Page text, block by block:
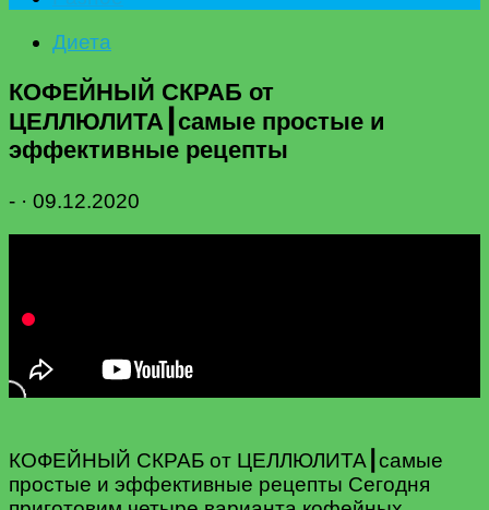
Диета
КОФЕЙНЫЙ СКРАБ от
ЦЕЛЛЮЛИТА┃самые простые и
эффективные рецепты
- · 09.12.2020
КОФЕЙНЫЙ СКРАБ от ЦЕЛЛЮЛИТА┃самые
простые и эффективные рецепты Сегодня